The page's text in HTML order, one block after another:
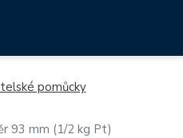
pomůcky
93 mm (1/2 kg Pt)